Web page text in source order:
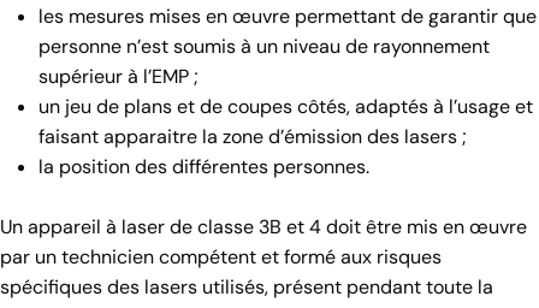
les mesures mises en œuvre permettant de garantir que
personne n’est soumis à un niveau de rayonnement
supérieur à l’EMP ;
un jeu de plans et de coupes côtés, adaptés à l’usage et
faisant apparaitre la zone d’émission des lasers ;
la position des différentes personnes.
Un appareil à laser de classe 3B et 4 doit être mis en œuvre
par un technicien compétent et formé aux risques
spécifiques des lasers utilisés, présent pendant toute la